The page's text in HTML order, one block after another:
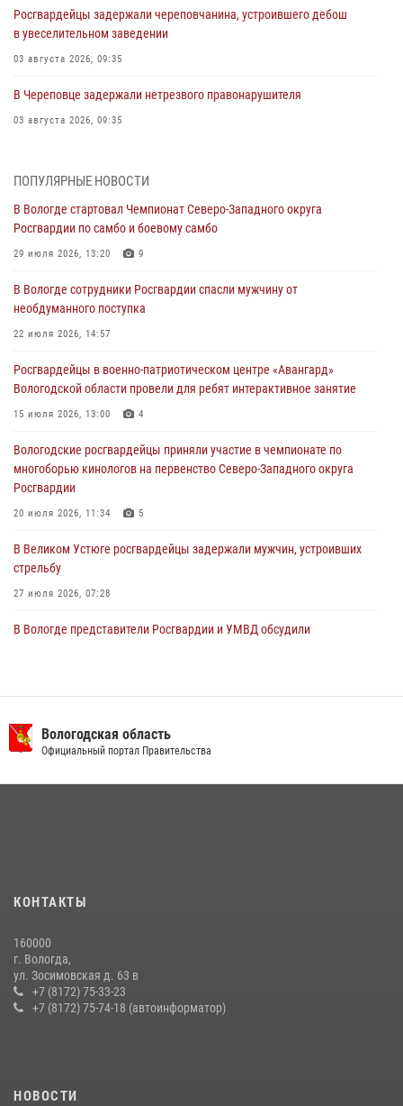
Росгвардейцы задержали череповчанина, устроившего дебош
в увеселительном заведении
03 августа 2026, 09:35
В Череповце задержали нетрезвого правонарушителя
03 августа 2026, 09:35
товаров из магазина
В Вологде определились победители и призеры Чемпионатов
Северо-Западного округа Росгвардии по спортивному и боевому
03 августа 2026, 08:54
ЗА МИНУВШУЮ НЕДЕЛЮ СОТРУДНИКАМИ ВНЕВЕДОМСТВЕННОЙ
ПРАВОНАРУШИТЕЛЯ
нарушителя на питбайке
31 июля 2026, 06:43
ПОПУЛЯРНЫЕ НОВОСТИ
В Вологде стартовал Чемпионат Северо-Западного округа
Росгвардии по самбо и боевому самбо
29 июля 2026, 13:20 9
В Вологде сотрудники Росгвардии спасли мужчину от
необдуманного поступка
22 июля 2026, 14:57
Росгвардейцы в военно-патриотическом центре «Авангард»
Вологодской области провели для ребят интерактивное занятие
15 июля 2026, 13:00 4
Вологодские росгвардейцы приняли участие в чемпионате по
многоборью кинологов на первенство Северо-Западного округа
Росгвардии
20 июля 2026, 11:34 5
В Великом Устюге росгвардейцы задержали мужчин, устроивших
стрельбу
27 июля 2026, 07:28
В Вологде представители Росгвардии и УМВД обсудили
задержали сотрудники вневедомственной охраны Росгвардии за
минувшую неделю
Вологодской области за минувшую неделю
В ВОЛОГДЕ РОСГВАРДЕЙЦЫ ЗАДЕРЖАЛИ МУЖЧИНУ,
ОТКАЗЫВАВШЕГОСЯ ОСВОБОДИТЬ НОМЕР В ГОСТИНИЦЕ
24 июля 2026, 07:32
Вологодская область
Официальный портал Правительства
КОНТАКТЫ
160000
г. Вологда,
ул. Зосимовская д. 63 в
+7 (8172) 75-33-23
+7 (8172) 75-74-18 (автоинформатор)
НОВОСТИ